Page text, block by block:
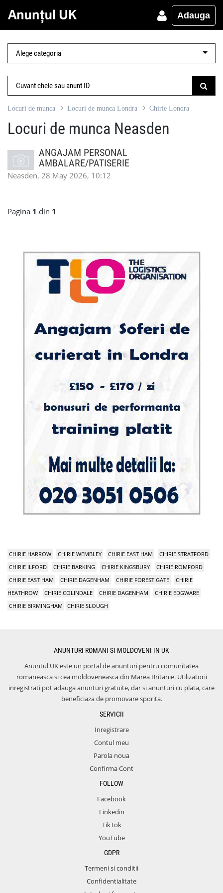
Adauga
Locuri de munca Locuri de munca Londra Chirie Londra
Locuri de munca Neasden
ANGAJAM PERSONAL
AMBALARE/PATISERIE
Neasden, 28 May 2026, 10:12
Pagina 1 din 1
CHIRIE HARROW CHIRIE WEMBLEY CHIRIE EAST HAM
CHIRIE STRATFORD
CHIRIE ILFORD
CHIRIE BARKING CHIRIE KINGSBURY
CHIRIE ROMFORD
CHIRIE EAST HAM
CHIRIE DAGENHAM CHIRIE FOREST GATE
CHIRIE
HEATHROW
CHIRIE COLINDALE CHIRIE DAGENHAM
CHIRIE EDGWARE
CHIRIE BIRMINGHAM
CHIRIE SLOUGH
ANUNTURI ROMANI SI MOLDOVENI IN UK
Anuntul UK este un portal de anunturi pentru comunitatea
romaneasca si cea moldoveneasca din Marea Britanie. Utilizatorii
inregistrati pot adauga anunturi gratuite, dar si anunturi cu plata, care
beneficiaza de promovare sporita.
SERVICII
Inregistrare
Contul meu
Parola noua
Confirma Cont
FOLLOW
Facebook
Linkedin
TikTok
YouTube
GDPR
Termeni si conditii
Confidentialitate